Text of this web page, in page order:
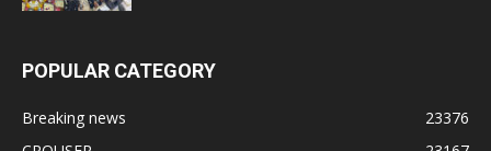
POPULAR CATEGORY
Breaking news
23376